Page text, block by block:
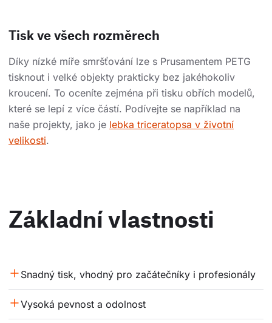
Tisk ve všech rozměrech
Díky nízké míře smršťování lze s Prusamentem PETG
tisknout i velké objekty prakticky bez jakéhokoliv
kroucení. To oceníte zejména při tisku obřích modelů,
které se lepí z více částí. Podívejte se například na
naše projekty, jako je lebka triceratopsa v životní
velikosti.
Základní vlastnosti
Snadný tisk, vhodný pro začátečníky i profesionály
Vysoká pevnost a odolnost